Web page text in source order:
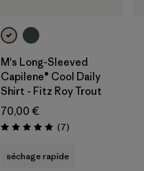
M's Long-Sleeved
Capilene® Cool Daily
Shirt - Fitz Roy Trout
70,00 €
Évaluation: 5.0 / 5
(7Avis
)
séchage rapide